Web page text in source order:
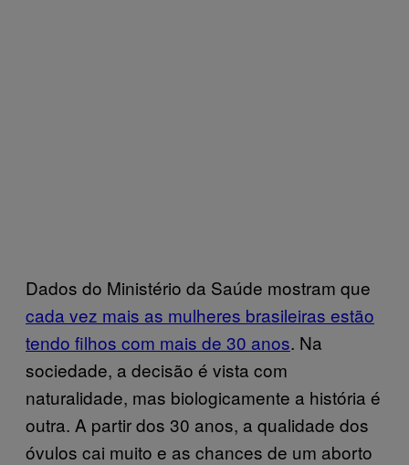
Dados do Ministério da Saúde mostram que
cada vez mais as mulheres brasileiras estão
tendo filhos com mais de 30 anos. Na
sociedade, a decisão é vista com
naturalidade, mas biologicamente a história é
outra. A partir dos 30 anos, a qualidade dos
óvulos cai muito e as chances de um aborto